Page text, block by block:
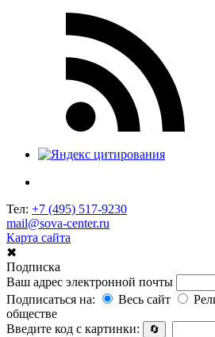
Тел: +7 (495) 517-9230
mail@sova-center.ru
Карта сайта
✖
Подписка
Ваш адрес электронной почты
Подписаться на:
Весь сайт
обществе
Введите код с картинки:
🔄